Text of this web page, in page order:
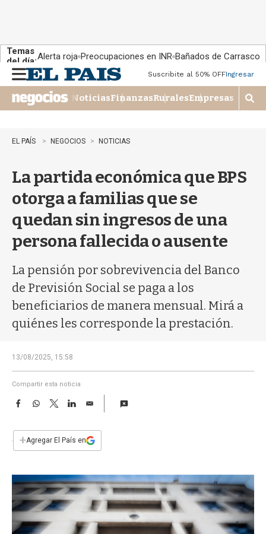
Temas
del día:Alerta roja Preocupaciones en INR Bañados de Carrasco
n
u
Suscribite al 50% OFFIngresar
NoticiasFinanzasRuralesEmpresas
M
o
EL PAÍS NEGOCIOS NOTICIAS
La partida económica que BPS
otorga a familias que se
quedan sin ingresos de una
persona fallecida o ausente
La pensión por sobrevivencia del Banco
de Previsión Social se paga a los
beneficiarios de manera mensual. Mirá a
quiénes les corresponde la prestación.
13/08/2025, 15:58
Compartir esta noticia
F
e
b
k
W
s
p
T
w
t
L
n
E
i
l
+Agregar El País en